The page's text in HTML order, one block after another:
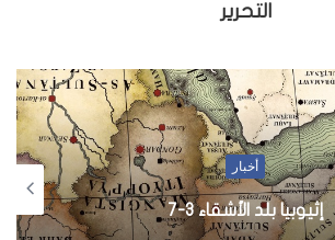
التحرير
أخبار
إثيوبيا بلد الأشقاء 3-7